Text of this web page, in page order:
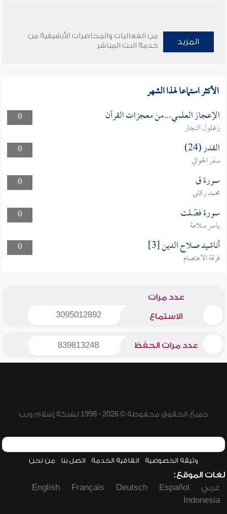
المزيد
من الفعاليات والمحاضرات الأرشيفية من
خدمة البث المباشر
الأكثر استماعا لهذا الشهر
0 الإعجاز العلمي...من معجزات القرآن
زغلول النجار
0
القدر (24)
سفر الحوالي
0
سورة ق
محمد ركابي
0
سورة فصّلت
ياسر سلامة
0
أناشيد صلاح الدين [3]
فرقة الاعتصام
عدد مرات
الاستماع 3095012892
عدد مرات الحفظ 839813248
جميع الحقوق محفوظة © 2026 - 1998 لشبكة إسلام ويب
وثيقة الخصوصية اتفاقية الخدمة اتصل بنا من نحن
لغات الموقع:
عربي
Español
Deutsch
Français
English
Indonesia